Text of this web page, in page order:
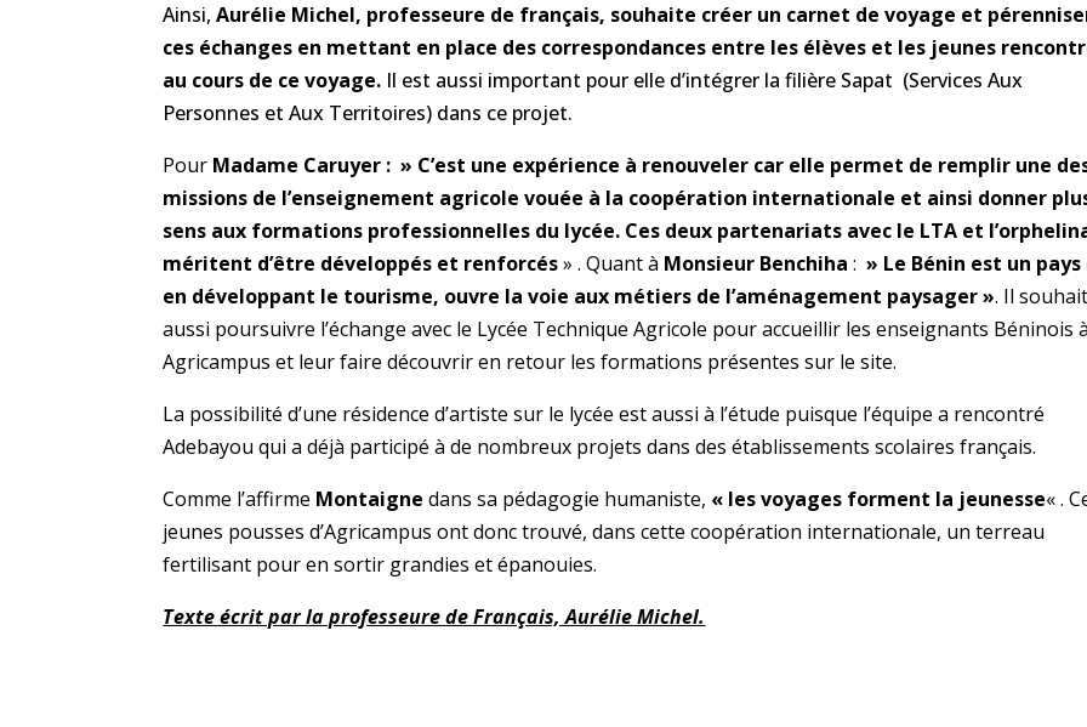
Ainsi,Aurélie Michel, professeure de français, souhaite créer un carnet de voyage et
ces échanges en mettant en place des correspondances entre les élèves et les jeunes
au cours de ce voyage. Il est aussi important pour elle d’intégrer la filière Sapat (Services Aux
Personnes et Aux Territoires) dans ce projet.
Pour Madame Caruyer : » C’est une expérience à renouveler car elle permet de remplir une
missions de l’enseignement agricole vouée à la coopération internationale et ainsi donner
sens aux formations professionnelles du lycée. Ces deux partenariats avec le LTA et
méritent d’être développés et renforcés» .Quant à Monsieur Benchiha : » Le Bénin est un pays
en développant le tourisme, ouvre la voie aux métiers de l’aménagement paysager ». Il
aussi poursuivre l’échange avec le Lycée Technique Agricole pour accueillir les enseignants Béninois à
Agricampus et leur faire découvrir en retour les formations présentes sur le site.
La possibilité d’une résidence d’artiste sur le lycée est aussi à l’étude puisque l’équipe a rencontré
Adebayou qui a déjà participé à de nombreux projets dans des établissements scolaires français.
Comme l’affirme Montaigne dans sa pédagogie humaniste, « les voyages forment la jeunesse« .
jeunes pousses d’Agricampus ont donc trouvé, dans cette coopération internationale, un terreau
fertilisant pour en sortir grandies et épanouies.
Texte écrit par la professeure de Français, Aurélie Michel.